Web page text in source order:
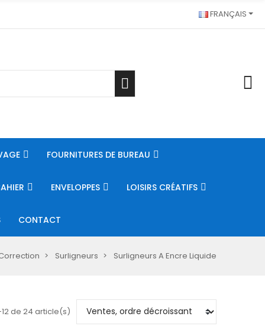
FRANÇAIS
FOURNITURES DE BUREAU
ENVELOPPES LOISIRS CRÉATIFS
CONTACT
Surligneurs Surligneurs A Encre Liquide
de 24 article(s)